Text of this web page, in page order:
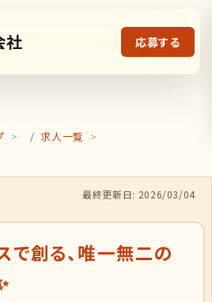
社 応募する
求人一覧
最終更新日: 2026/03/04
で創る、唯一無二の